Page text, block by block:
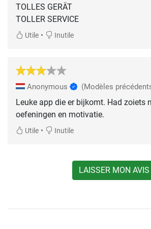
TOLLES GERÄT
TOLLER SERVICE
Utile • Inutile
Anonymous (Modèles
Leuke app die er bijkomt. Had zoiets
oefeningen en motivatie.
Utile • Inutile
LAISSER MON AVIS